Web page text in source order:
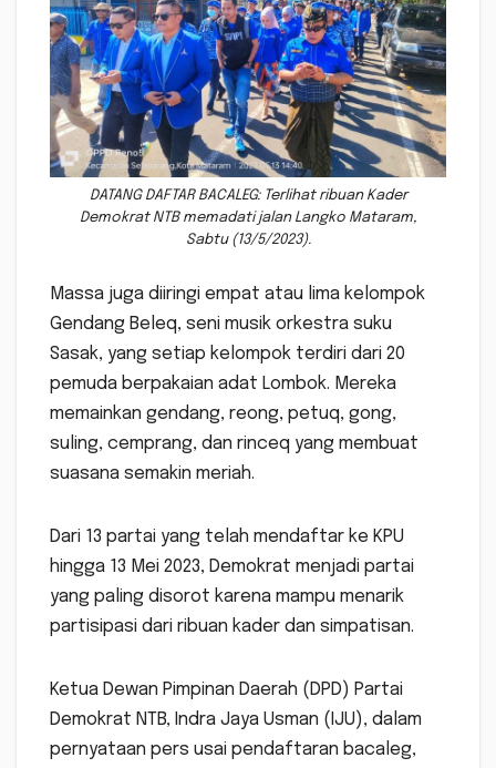
DATANG DAFTAR BACALEG: Terlihat ribuan Kader
Demokrat NTB memadati jalan Langko Mataram,
Sabtu (13/5/2023).
Massa juga diiringi empat atau lima kelompok
Gendang Beleq, seni musik orkestra suku
Sasak, yang setiap kelompok terdiri dari 20
pemuda berpakaian adat Lombok. Mereka
memainkan gendang, reong, petuq, gong,
suling, cemprang, dan rinceq yang membuat
suasana semakin meriah.
Dari 13 partai yang telah mendaftar ke KPU
hingga 13 Mei 2023, Demokrat menjadi partai
yang paling disorot karena mampu menarik
partisipasi dari ribuan kader dan simpatisan.
Ketua Dewan Pimpinan Daerah (DPD) Partai
Demokrat NTB, Indra Jaya Usman (IJU), dalam
pernyataan pers usai pendaftaran bacaleg,